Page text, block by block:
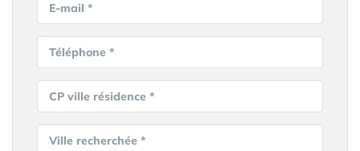
E-mail *
Téléphone *
CP ville résidence *
Ville recherchée *